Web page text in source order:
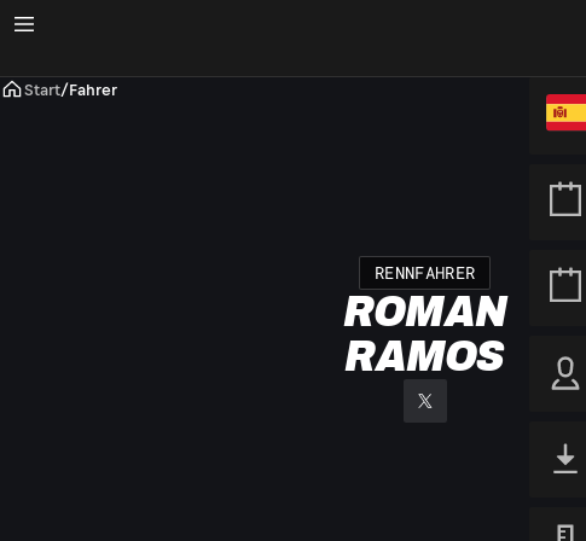
Start/Fahrer
RENNFAHRER
ROMAN
RAMOS